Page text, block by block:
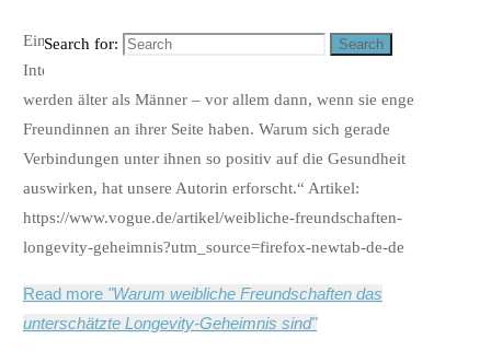
Search for: Search
Ein ganz toller Beitrag von Desireé Oostland mit
Interviewauszügen von Prof. Dr. Katrin Döveling „Frauen
werden älter als Männer – vor allem dann, wenn sie enge
Freundinnen an ihrer Seite haben. Warum sich gerade
Verbindungen unter ihnen so positiv auf die Gesundheit
auswirken, hat unsere Autorin erforscht.“ Artikel:
https://www.vogue.de/artikel/weibliche-freundschaften-
longevity-geheimnis?utm_source=firefox-newtab-de-de
Read more "Warum weibliche Freundschaften das
unterschätzte Longevity-Geheimnis sind"